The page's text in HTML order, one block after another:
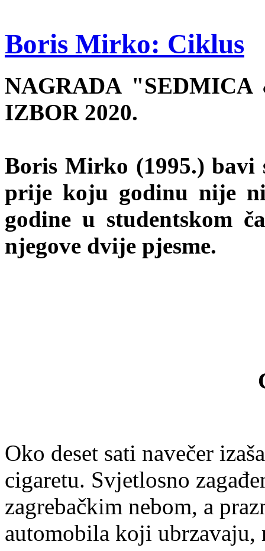
Boris Mirko: Ciklus
NAGRADA
IZBOR 2020.
Boris Mirko (1995.) bavi
prije koju godinu nije
godine u studentskom
njegove dvije pjesme.
Oko deset sati navečer
cigaretu. Svjetlosno
zagrebačkim nebom, a
automobila koji ubrzavaju,